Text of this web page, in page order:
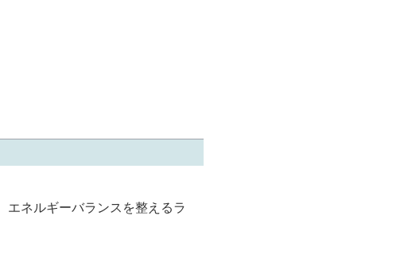
エネルギーバランスを整えるラ